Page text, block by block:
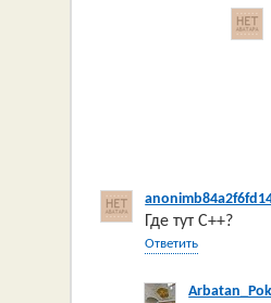
Где тут C++?
Ответить